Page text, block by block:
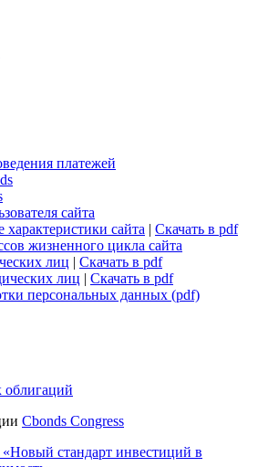
платежей
сайта
сайта|Скачать в pdf
жизненного цикла сайта
лиц
лиц
облигаций